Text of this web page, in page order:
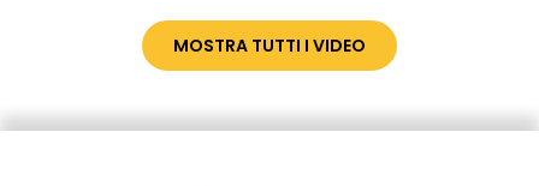
MOSTRA TUTTI I VIDEO